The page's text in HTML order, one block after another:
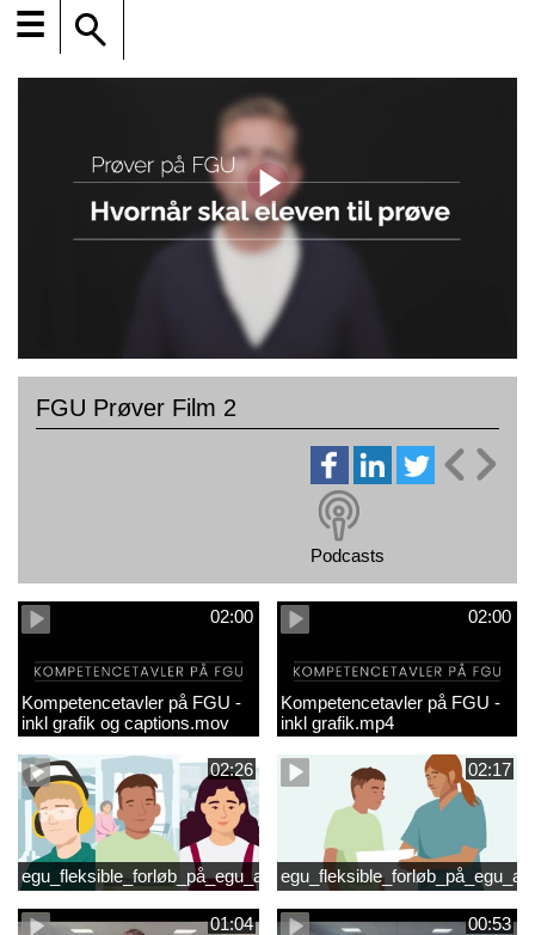
☰
FGU Prøver Film 2
Podcasts
02:00
Kompetencetavler på FGU -
inkl grafik og captions.mov
02:00
Kompetencetavler på FGU -
inkl grafik.mp4
02:26
egu_fleksible_forløb_på_egu_animationsfilm_2
02:17
01:04 00:53